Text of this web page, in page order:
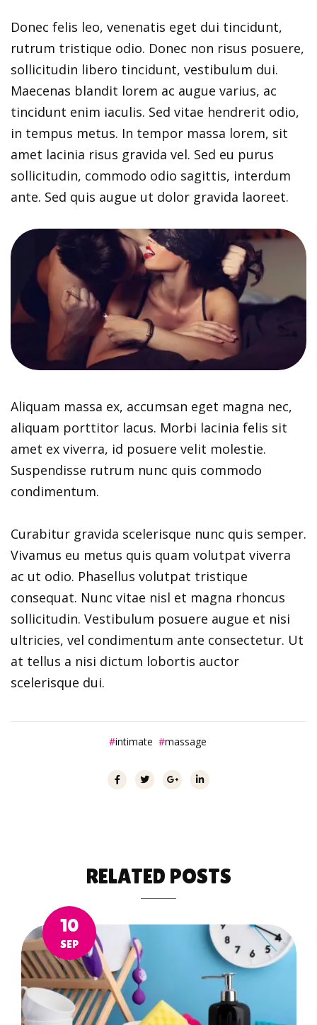
Donec felis leo, venenatis eget dui tincidunt,
rutrum tristique odio. Donec non risus posuere,
sollicitudin libero tincidunt, vestibulum dui.
Maecenas blandit lorem ac augue varius, ac
tincidunt enim iaculis. Sed vitae hendrerit odio,
in tempus metus. In tempor massa lorem, sit
amet lacinia risus gravida vel. Sed eu purus
sollicitudin, commodo odio sagittis, interdum
ante. Sed quis augue ut dolor gravida laoreet.
Aliquam massa ex, accumsan eget magna nec,
aliquam porttitor lacus. Morbi lacinia felis sit
amet ex viverra, id posuere velit molestie.
Suspendisse rutrum nunc quis commodo
condimentum.
Curabitur gravida scelerisque nunc quis semper.
Vivamus eu metus quis quam volutpat viverra
ac ut odio. Phasellus volutpat tristique
consequat. Nunc vitae nisl et magna rhoncus
sollicitudin. Vestibulum posuere augue et nisi
ultricies, vel condimentum ante consectetur. Ut
at tellus a nisi dictum lobortis auctor
scelerisque dui.
intimate massage
RELATED POSTS
10
SEP